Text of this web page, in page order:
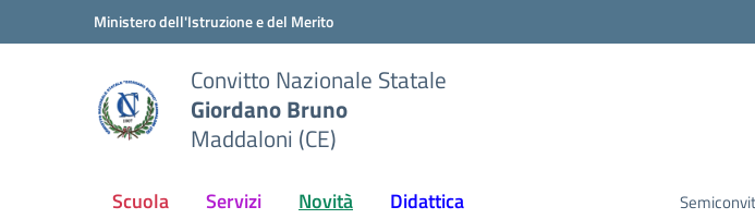
Vai ai contenuti
Vai al menu di navigazioneMinistero dell'Istruzione e del Merito
Convitto Nazionale Statale
Giordano Bruno
Maddaloni (CE)
Scuola Servizi Novità Didattica